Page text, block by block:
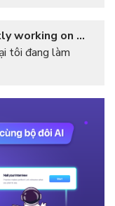
working on …
tôi đang làm